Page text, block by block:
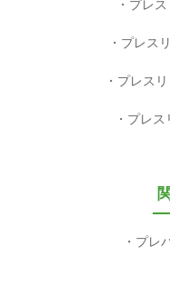
プレ
プレス
プレス
プレス
プレ